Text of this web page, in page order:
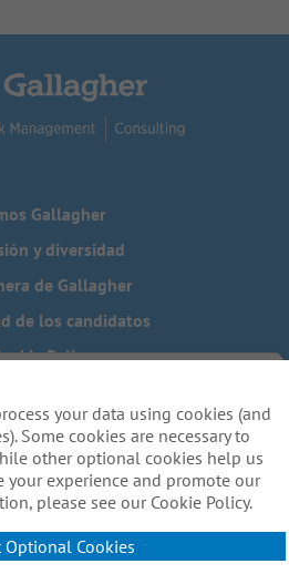
Gallagher
y diversidad
de Gallagher
de los candidatos
Policy
Information - US Residents
especial para completar alguna
de solicitud, incluido el uso de
a:Careers@ajg.com
your data using cookies (and
Some cookies are necessary to
other optional cookies help us
your experience and promote our
please see our Cookie Policy.
Optional Cookies